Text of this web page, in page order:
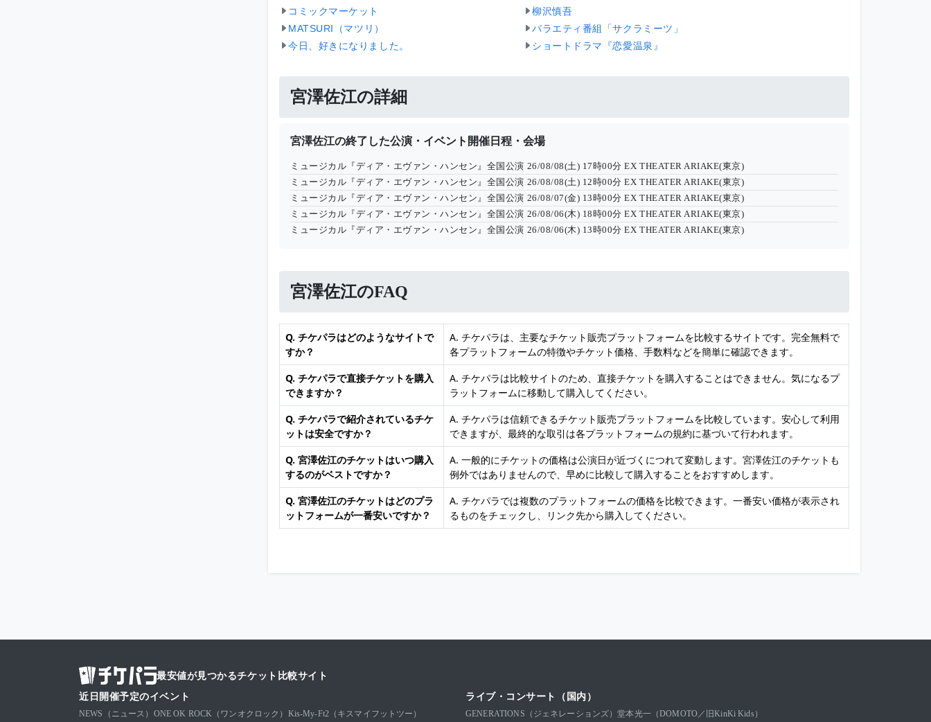
コミックマーケット
柳沢慎吾
MATSURI（マツリ）
バラエティ番組「サクラミーツ」
今日、好きになりました。
ショートドラマ『恋愛温泉』
宮澤佐江の詳細
宮澤佐江の終了した公演・イベント開催日程・会場
ミュージカル『ディア・エヴァン・ハンセン』全国公演 26/08/08(土) 17時00分 EX THEATER ARIAKE(東京)
ミュージカル『ディア・エヴァン・ハンセン』全国公演 26/08/08(土) 12時00分 EX THEATER ARIAKE(東京)
ミュージカル『ディア・エヴァン・ハンセン』全国公演 26/08/07(金) 13時00分 EX THEATER ARIAKE(東京)
ミュージカル『ディア・エヴァン・ハンセン』全国公演 26/08/06(木) 18時00分 EX THEATER ARIAKE(東京)
ミュージカル『ディア・エヴァン・ハンセン』全国公演 26/08/06(木) 13時00分 EX THEATER ARIAKE(東京)
宮澤佐江のFAQ
Q. チケパラはどのようなサイトで
すか？
A. チケパラは、主要なチケット販売プラットフォームを比較するサイトです。完全無料で
各プラットフォームの特徴やチケット価格、手数料などを簡単に確認できます。
Q. チケパラで直接チケットを購入
できますか？
A. チケパラは比較サイトのため、直接チケットを購入することはできません。気になるプ
ラットフォームに移動して購入してください。
Q. チケパラで紹介されているチケ
ットは安全ですか？
A. チケパラは信頼できるチケット販売プラットフォームを比較しています。安心して利用
できますが、最終的な取引は各プラットフォームの規約に基づいて行われます。
Q. 宮澤佐江のチケットはいつ購入
するのがベストですか？
A. 一般的にチケットの価格は公演日が近づくにつれて変動します。宮澤佐江のチケットも
例外ではありませんので、早めに比較して購入することをおすすめします。
Q. 宮澤佐江のチケットはどのプラ
ットフォームが一番安いですか？
A. チケパラでは複数のプラットフォームの価格を比較できます。一番安い価格が表示され
るものをチェックし、リンク先から購入してください。
最安値が見つかるチケット比較サイト
近日開催予定のイベント
NEWS（ニュース） ONE OK ROCK（ワンオクロック） Kis-My-Ft2（キスマイフットツー）
ライブ・コンサート（国内）
GENERATIONS（ジェネレーションズ）堂本光一（DOMOTO／旧KinKi Kids）